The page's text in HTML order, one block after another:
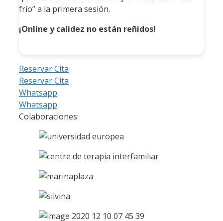
frío” a la primera sesión.
¡Online y calidez no están reñidos!
Reservar Cita
Reservar Cita
Whatsapp
Whatsapp
Colaboraciones: